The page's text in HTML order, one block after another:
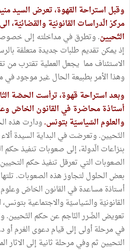
وقبل استراحة القهوة، تعرض السيد
مركز الّدراسات القانونيّة والقضائيّة،
التّحيين. وتطرق في مداخلته إلى
إذ يمكن تقديم طلبات جديدة متعلقة
الاستئناف مما يجعل العملية تقترب
وهذا الأمر بطبيعة الحال غير موجود في
وبعد استراحة قهوة، ترأست الحصّة
أستاذة محاضرة في القانون الخاصّ
والعلوم السّياسيّة بتونس.ودارت هذه
التّحيين. وتعرضت في البداية السيدة
بنزاعات الّدولة، إلى صعوبات تنفيذ
الصعوبات التي تعرقل تنفيذ حكم
بعض الحلول لتجاوز هذه الصعوبات.
أستاذة مساعدة في القانون الخاصّ وعلوم
القانونيّة والسّياسيّة والاجتماعية
تعويض الضّرر النّاجم عن حكم التّحيين.
في مرحلة أولى إلى قيام دعوى الغرم
التحيين ثم وفي مرحلة ثانية إلى الاثار